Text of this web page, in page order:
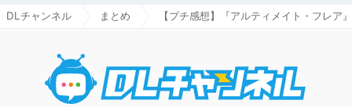
DLチャンネル まとめ 【プチ感想】『アルティメイト・フレア